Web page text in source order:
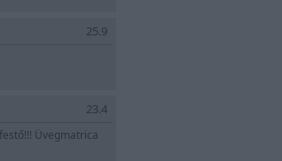
25.9
23.4
Üvegmatrica